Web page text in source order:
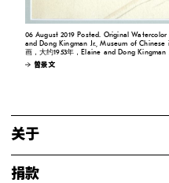
06 August 2019 Posted. Original
and Dong Kingman Jr., Museum of
画，大约1953年，Elaine and Dong
曾景文
关于
捐款